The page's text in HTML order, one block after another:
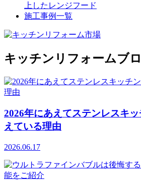
上したレンジフード
施工事例一覧
キッチンリフォームブ
2026年にあえてステンレスキ
えている理由
2026.06.17